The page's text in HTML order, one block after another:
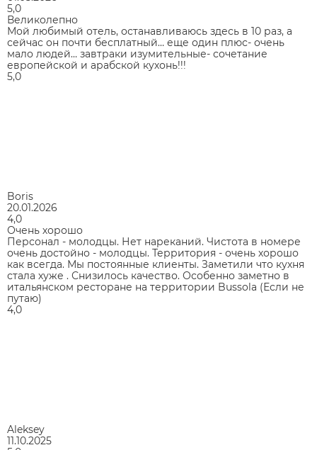
5,0
Великолепно
Мой любимый отель, останавливаюсь здесь в 10 раз, а
сейчас он почти бесплатный… еще один плюс- очень
мало людей… завтраки изумительные- сочетание
европейской и арабской кухонь!!!
5,0
Boris
20.01.2026
4,0
Очень хорошо
Персонал - молодцы. Нет нареканий. Чистота в номере
очень достойно - молодцы. Территория - очень хорошо
как всегда. Мы постоянные клиенты. Заметили что кухня
стала хуже . Снизилось качество. Особенно заметно в
итальянском ресторане на территории Bussola (Если не
путаю)
4,0
Aleksey
11.10.2025